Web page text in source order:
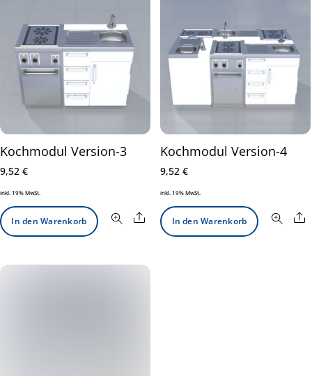
Kochmodul Version-3
9,52 €
inkl. 19% MwSt.
In den Warenkorb Share
Kochmodul Version-4
9,52€
inkl. 19% MwSt.
In den Warenkorb